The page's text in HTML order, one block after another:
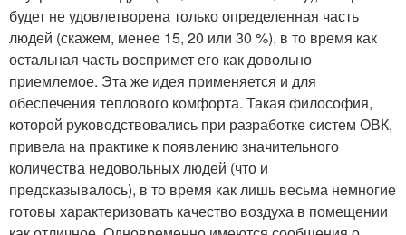
будет не удовлетворена только определенная часть
людей (скажем, менее 15, 20 или 30 %), в то время как
остальная часть воспримет его как довольно
приемлемое. Эта же идея применяется и для
обеспечения теплового комфорта. Такая философия,
которой руководствовались при разработке систем ОВК,
привела на практике к появлению значительного
количества недовольных людей (что и
предсказывалось), в то время как лишь весьма немногие
готовы характеризовать качество воздуха в помещении